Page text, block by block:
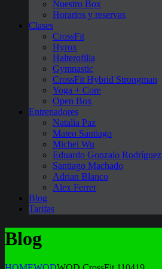
Nuestro Box
Horarios y reservas
Clases
CrossFit
Hyrox
Halterofilia
Gymnastic
CrossFit Hybrid Strongman
Yoga + Core
Open Box
Entrenadores
Natalia Paz
Mateo Santiago
Michel Wu
Eduardo Gonzalo Rodríguez
Santiago Machado
Adrian Blanco
Alex Ferrer
Blog
Tarifas
Blog